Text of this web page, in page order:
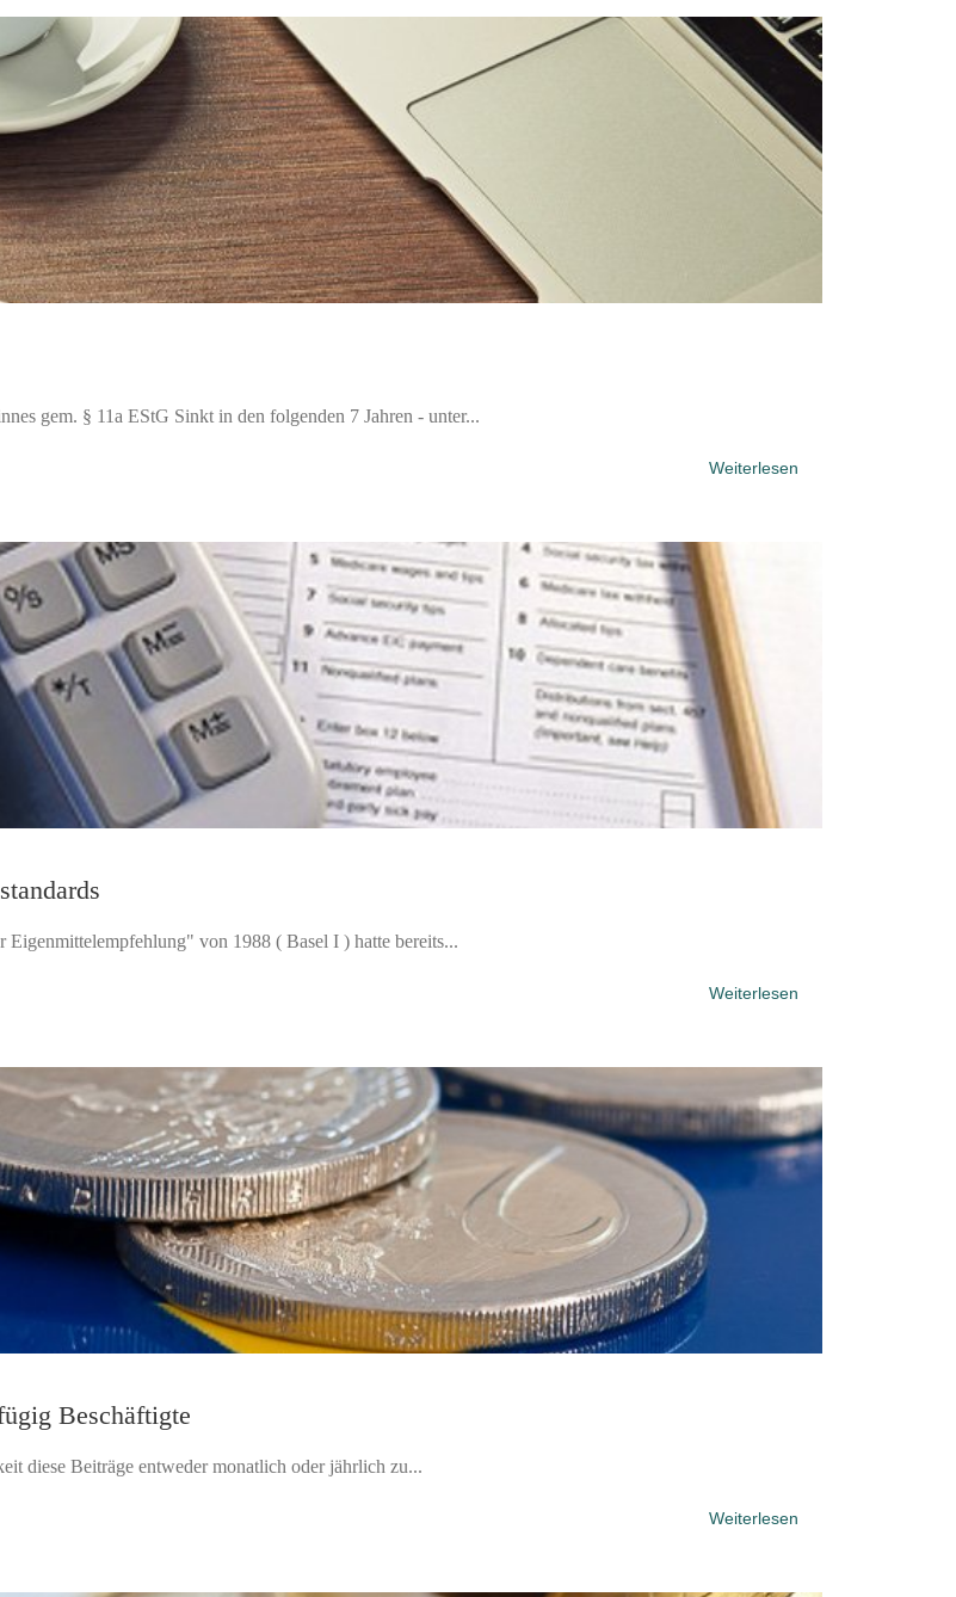
gem. § 11a EStG Sinkt in den folgenden 7 Jahren - unter...
Weiterlesen
von 1988 ( Basel I ) hatte bereits...
Weiterlesen
Beschäftigte
diese Beiträge entweder monatlich oder jährlich zu...
Weiterlesen